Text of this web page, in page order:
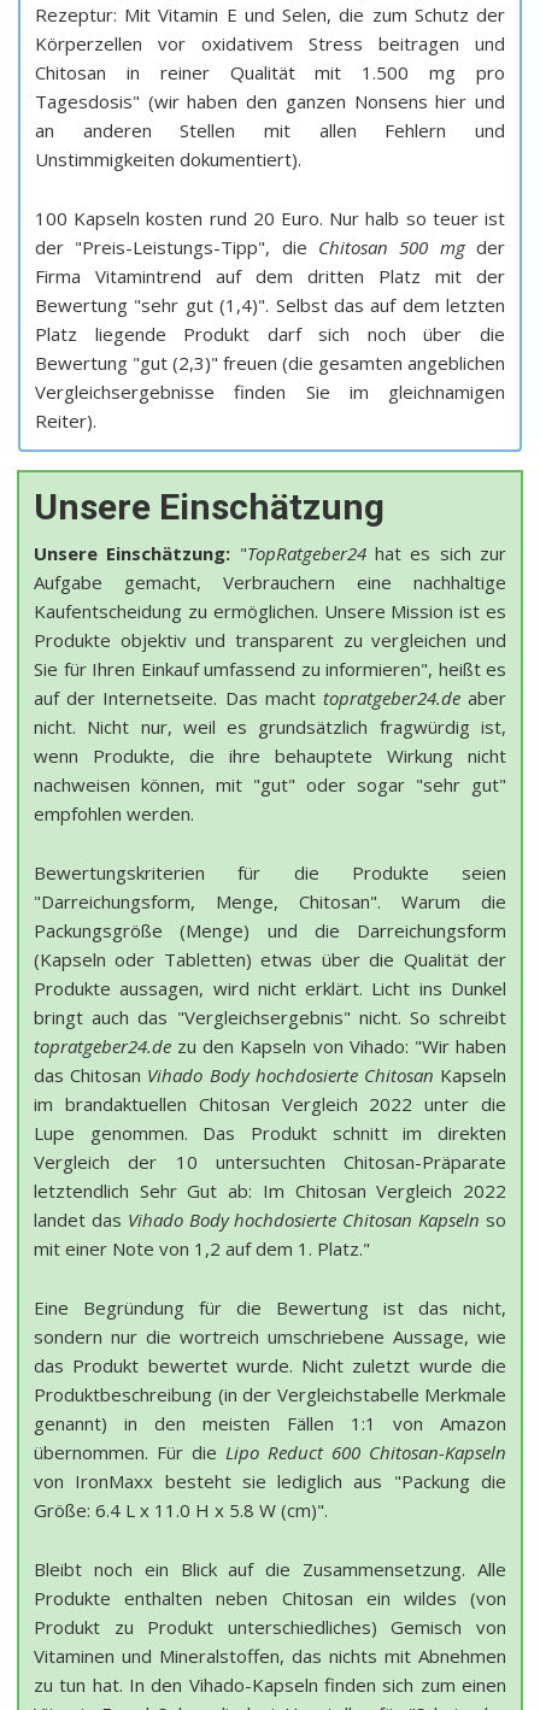
Rezeptur: Mit Vitamin E und Selen, die zum Schutz der
Körperzellen vor oxidativem Stress beitragen und
Chitosan in reiner Qualität mit 1.500 mg pro
Tagesdosis" (wir haben den ganzen Nonsens hier und
an anderen Stellen mit allen Fehlern und
Unstimmigkeiten dokumentiert).
100 Kapseln kosten rund 20 Euro. Nur halb so teuer ist
der "Preis-Leistungs-Tipp", die Chitosan 500 mgder
Firma Vitamintrend auf dem dritten Platz mit der
Bewertung "sehr gut (1,4)". Selbst das auf dem letzten
Platz liegende Produkt darf sich noch über die
Bewertung "gut (2,3)" freuen (die gesamten angeblichen
Vergleichsergebnisse finden Sie im gleichnamigen
Reiter).
Unsere Einschätzung
Unsere Einschätzung: "TopRatgeber24hat es sich zur
Aufgabe gemacht, Verbrauchern eine nachhaltige
Kaufentscheidung zu ermöglichen. Unsere Mission ist es
Produkte objektiv und transparent zu vergleichen und
Sie für Ihren Einkauf umfassend zu informieren", heißt es
auf der Internetseite. Das macht topratgeber24.deaber
nicht. Nicht nur, weil es grundsätzlich fragwürdig ist,
wenn Produkte, die ihre behauptete Wirkung nicht
nachweisen können, mit "gut" oder sogar "sehr gut"
empfohlen werden.
Bewertungskriterien für die Produkte seien
"Darreichungsform, Menge, Chitosan". Warum die
Packungsgröße (Menge) und die Darreichungsform
(Kapseln oder Tabletten) etwas über die Qualität der
Produkte aussagen, wird nicht erklärt. Licht ins Dunkel
bringt auch das "Vergleichsergebnis" nicht. So schreibt
topratgeber24.de zu den Kapseln von Vihado: "Wir haben
das Chitosan Vihado Body hochdosierte Chitosan Kapseln
im brandaktuellen Chitosan Vergleich 2022 unter die
Lupe genommen. Das Produkt schnitt im direkten
Vergleich der 10 untersuchten Chitosan-Präparate
letztendlich Sehr Gut ab: Im Chitosan Vergleich 2022
landet das Vihado Body hochdosierte Chitosan Kapseln so
mit einer Note von 1,2 auf dem 1. Platz."
Eine Begründung für die Bewertung ist das nicht,
sondern nur die wortreich umschriebene Aussage, wie
das Produkt bewertet wurde. Nicht zuletzt wurde die
Produktbeschreibung (in der Vergleichstabelle Merkmale
genannt) in den meisten Fällen 1:1 von Amazon
übernommen. Für die Lipo Reduct 600 Chitosan-Kapseln
von IronMaxx besteht sie lediglich aus "Packung die
Größe: 6.4 L x 11.0 H x 5.8 W (cm)".
Bleibt noch ein Blick auf die Zusammensetzung. Alle
Produkte enthalten neben Chitosan ein wildes (von
Produkt zu Produkt unterschiedliches) Gemisch von
Vitaminen und Mineralstoffen, das nichts mit Abnehmen
zu tun hat. In den Vihado-Kapseln finden sich zum einen